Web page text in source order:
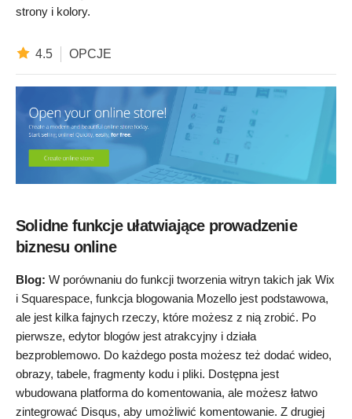
strony i kolory.
4.5 OPCJE
Solidne funkcje ułatwiające prowadzenie
biznesu online
Blog: W porównaniu do funkcji tworzenia witryn takich jak Wix
i Squarespace, funkcja blogowania Mozello jest podstawowa,
ale jest kilka fajnych rzeczy, które możesz z nią zrobić. Po
pierwsze, edytor blogów jest atrakcyjny i działa
bezproblemowo. Do każdego posta możesz też dodać wideo,
obrazy, tabele, fragmenty kodu i pliki. Dostępna jest
wbudowana platforma do komentowania, ale możesz łatwo
zintegrować Disqus, aby umożliwić komentowanie. Z drugiej